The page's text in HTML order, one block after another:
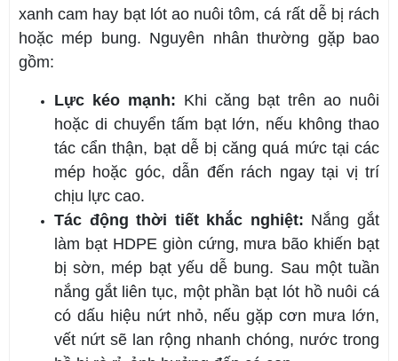
xanh cam hay bạt lót ao nuôi tôm, cá rất dễ bị rách
hoặc mép bung. Nguyên nhân thường gặp bao
gồm:
Lực kéo mạnh: Khi căng bạt trên ao nuôi
hoặc di chuyển tấm bạt lớn, nếu không thao
tác cẩn thận, bạt dễ bị căng quá mức tại các
mép hoặc góc, dẫn đến rách ngay tại vị trí
chịu lực cao.
Tác động thời tiết khắc nghiệt: Nắng gắt
làm bạt HDPE giòn cứng, mưa bão khiến bạt
bị sờn, mép bạt yếu dễ bung. Sau một tuần
nắng gắt liên tục, một phần bạt lót hồ nuôi cá
có dấu hiệu nứt nhỏ, nếu gặp cơn mưa lớn,
vết nứt sẽ lan rộng nhanh chóng, nước trong